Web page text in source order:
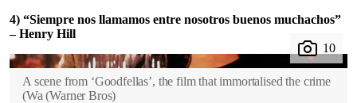
4) “Siempre nos llamamos entre nosotros buenos muchachos”
– Henry Hill
A scene from ‘Goodfellas’, the film that immortalised the crime
(Wa (Warner Bros)